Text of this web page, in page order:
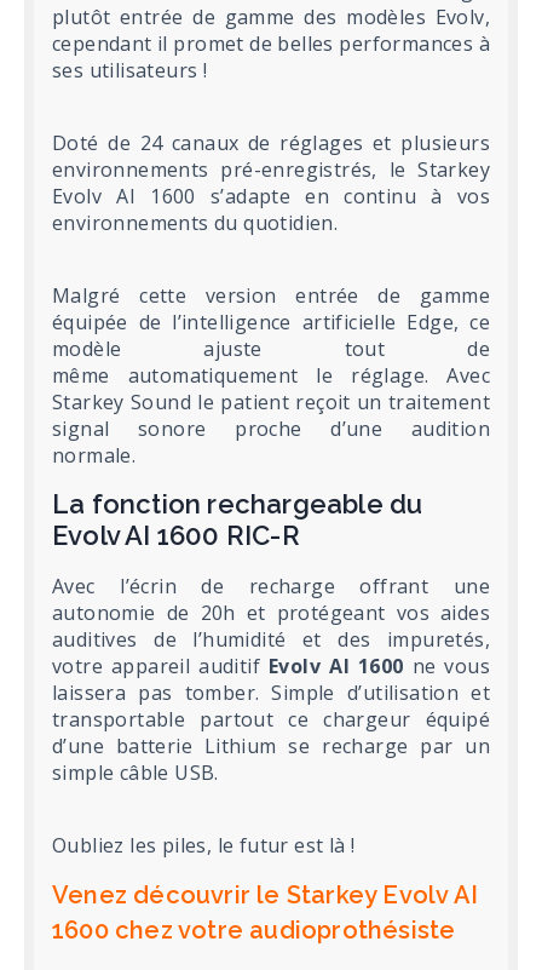
plutôt entrée de gamme des modèles Evolv,
cependant il promet de belles performances à
ses utilisateurs !
Doté de 24 canaux de réglages et plusieurs
environnements pré-enregistrés, le Starkey
Evolv AI 1600 s’adapte en continu à vos
environnements du quotidien.
Malgré cette version entrée de gamme
équipée de l’intelligence artificielle Edge, ce
modèle ajuste tout de
même automatiquement le réglage. Avec
Starkey Sound le patient reçoit un traitement
signal sonore proche d’une audition
normale.
La fonction rechargeable du
Evolv AI 1600 RIC-R
Avec l’écrin de recharge offrant une
autonomie de 20h et protégeant vos aides
auditives de l’humidité et des impuretés,
votre appareil auditif Evolv AI 1600 ne vous
laissera pas tomber. Simple d’utilisation et
transportable partout ce chargeur équipé
d’une batterie Lithium se recharge par un
simple câble USB.
Oubliez les piles, le futur est là !
Venez découvrir le Starkey Evolv AI
1600 chez votre audioprothésiste